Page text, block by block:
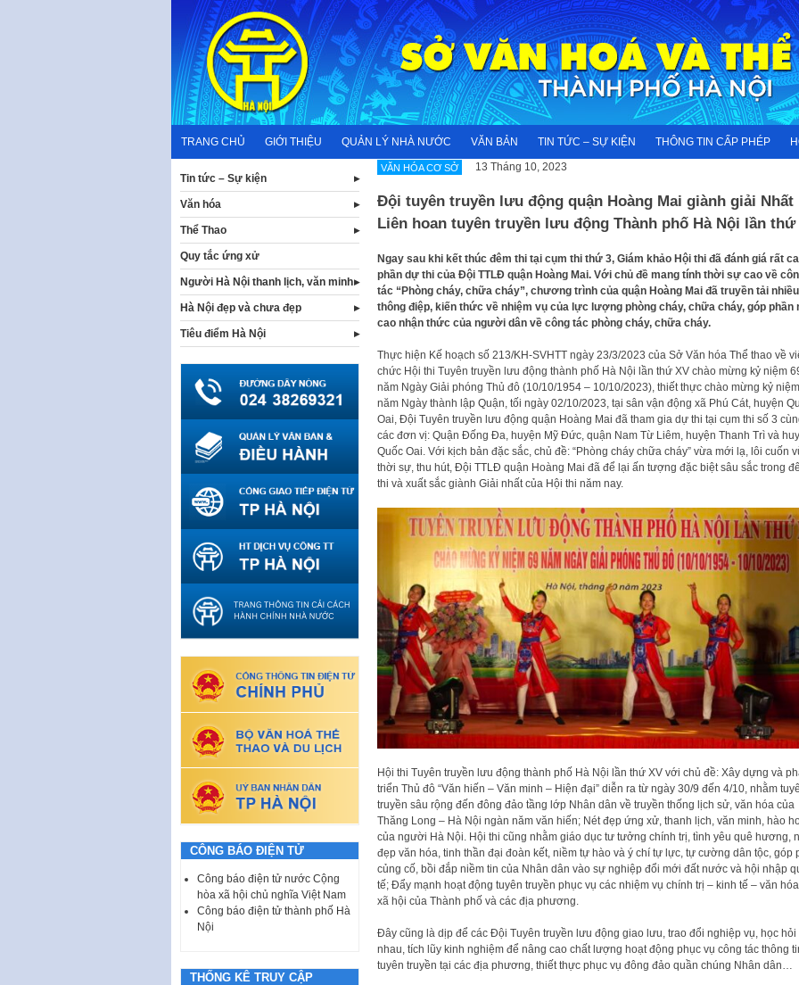
content
TRANG CHỦ GIỚI THIỆU QUẢN LÝ NHÀ NƯỚC VĂN BẢN TIN TỨC – SỰ KIỆN THÔNG TIN CẤP PHÉP
VĂN HÓA CƠ SỞ 13 Tháng 10, 2023
Đội tuyên truyền lưu động quận Hoàng Mai giành giải Nhất
Liên hoan tuyên truyền lưu động Thành phố Hà Nội lần thứ
Ngay sau khi kết thúc đêm thi tại cụm thi thứ 3, Giám khảo Hội thi đã đánh giá rất
phần dự thi của Đội TTLĐ quận Hoàng Mai. Với chủ đề mang tính thời sự cao về
tác “Phòng cháy, chữa cháy”, chương trình của quận Hoàng Mai đã truyền tải nhiều
thông điệp, kiến thức về nhiệm vụ của lực lượng phòng cháy, chữa cháy, góp phần
cao nhận thức của người dân về công tác phòng cháy, chữa cháy.
Thực hiện Kế hoạch số 213/KH-SVHTT ngày 23/3/2023 của Sở Văn hóa Thể thao về
chức Hội thi Tuyên truyền lưu động thành phố Hà Nội lần thứ XV chào mừng kỷ niệm
năm Ngày Giải phóng Thủ đô (10/10/1954 – 10/10/2023), thiết thực chào mừng kỷ
năm Ngày thành lập Quận, tối ngày 02/10/2023, tại sân vận động xã Phú Cát, huyện
Oai, Đội Tuyên truyền lưu động quận Hoàng Mai đã tham gia dự thi tại cụm thi số 3
các đơn vị: Quận Đống Đa, huyện Mỹ Đức, quận Nam Từ Liêm, huyện Thanh Trì và
Quốc Oai. Với kịch bản đặc sắc, chủ đề: “Phòng cháy chữa cháy” vừa mới lạ, lôi cuốn
thời sự, thu hút, Đội TTLĐ quận Hoàng Mai đã để lại ấn tượng đặc biệt sâu sắc trong
thi và xuất sắc giành Giải nhất của Hội thi năm nay.
Hội thi Tuyên truyền lưu động thành phố Hà Nội lần thứ XV với chủ đề: Xây dựng và
triển Thủ đô “Văn hiến – Văn minh – Hiện đại” diễn ra từ ngày 30/9 đến 4/10, nhằm
truyền sâu rộng đến đông đảo tầng lớp Nhân dân về truyền thống lịch sử, văn hóa của
Thăng Long – Hà Nội ngàn năm văn hiến; Nét đẹp ứng xử, thanh lịch, văn minh, hào
của người Hà Nội. Hội thi cũng nhằm giáo dục tư tưởng chính trị, tình yêu quê hương,
đẹp văn hóa, tinh thần đại đoàn kết, niềm tự hào và ý chí tự lực, tự cường dân tộc, góp
củng cố, bồi đắp niềm tin của Nhân dân vào sự nghiệp đổi mới đất nước và hội nhập
tế; Đẩy mạnh hoạt động tuyên truyền phục vụ các nhiệm vụ chính trị – kinh tế – văn
xã hội của Thành phố và các địa phương.
Đây cũng là dịp để các Đội Tuyên truyền lưu động giao lưu, trao đổi nghiệp vụ, học hỏi
nhau, tích lũy kinh nghiệm để nâng cao chất lượng hoạt động phục vụ công tác thông
tuyên truyền tại các địa phương, thiết thực phục vụ đông đảo quần chúng Nhân dân…
Tin tức – Sự kiện
Văn hóa
Thể Thao
Quy tắc ứng xử
Người Hà Nội thanh lịch, văn minh
Hà Nội đẹp và chưa đẹp
Tiêu điểm Hà Nội
CÔNG BÁO ĐIỆN TỬ
Công báo điện tử nước Cộng
hòa xã hội chủ nghĩa Việt Nam
Công báo điện tử thành phố Hà
Nội
THỐNG KÊ TRUY CẬP